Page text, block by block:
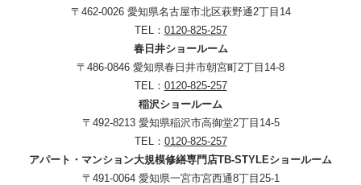
〒462-0026 愛知県名古屋市北区萩野通2丁目14
TEL： 0120-825-257
春日井ショールーム
〒486-0846 愛知県春日井市朝宮町2丁目14-8
TEL： 0120-825-257
稲沢ショールーム
〒492-8213 愛知県稲沢市高御堂2丁目14-5
TEL： 0120-825-257
アパート・マンション大規模修繕専門店TB-STYLEショールーム
〒491-0064 愛知県一宮市宮西通8丁目25-1